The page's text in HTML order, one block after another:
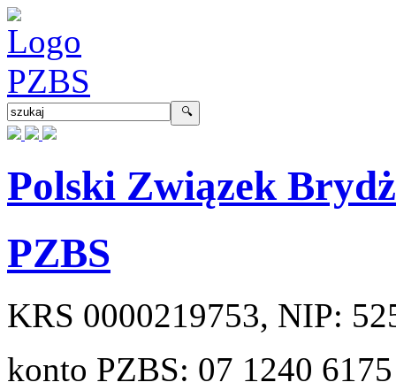
Polski Związek
PZBS
KRS 0000219753, NIP:
konto PZBS: 07 1240